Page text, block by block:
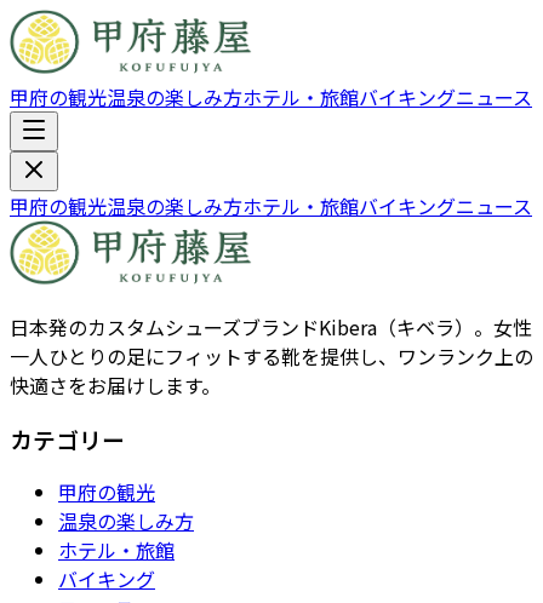
甲府の観光温泉の楽しみ方ホテル・旅館バイキングニュース
甲府の観光温泉の楽しみ方ホテル・旅館バイキングニュース
日本発のカスタムシューズブランドKibera（キベラ）。女性
一人ひとりの足にフィットする靴を提供し、ワンランク上の
快適さをお届けします。
カテゴリー
甲府の観光
温泉の楽しみ方
ホテル・旅館
バイキング